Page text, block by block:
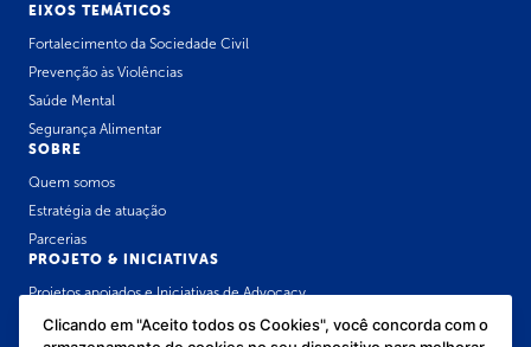
EIXOS TEMÁTICOS
Fortalecimento da Sociedade Civil
Prevenção às Violências
Saúde Mental
Segurança Alimentar
SOBRE
Quem somos
Estratégia de atuação
Parcerias
PROJETO & INICIATIVAS
Projetos apoiados e Iniciativas de Advocacy
Prêmio de Comunicação José Luiz Setúbal
Clicando em "Aceito todos os Cookies", você concorda com o